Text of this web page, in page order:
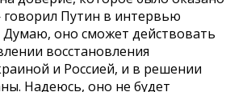
Путин в интервью
оно сможет действовать
восстановления
и Россией, и в решении
Надеюсь, оно не будет